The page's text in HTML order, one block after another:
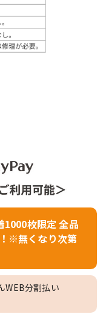
1000枚限定 全品
※無くなり次第
WEB分割払い